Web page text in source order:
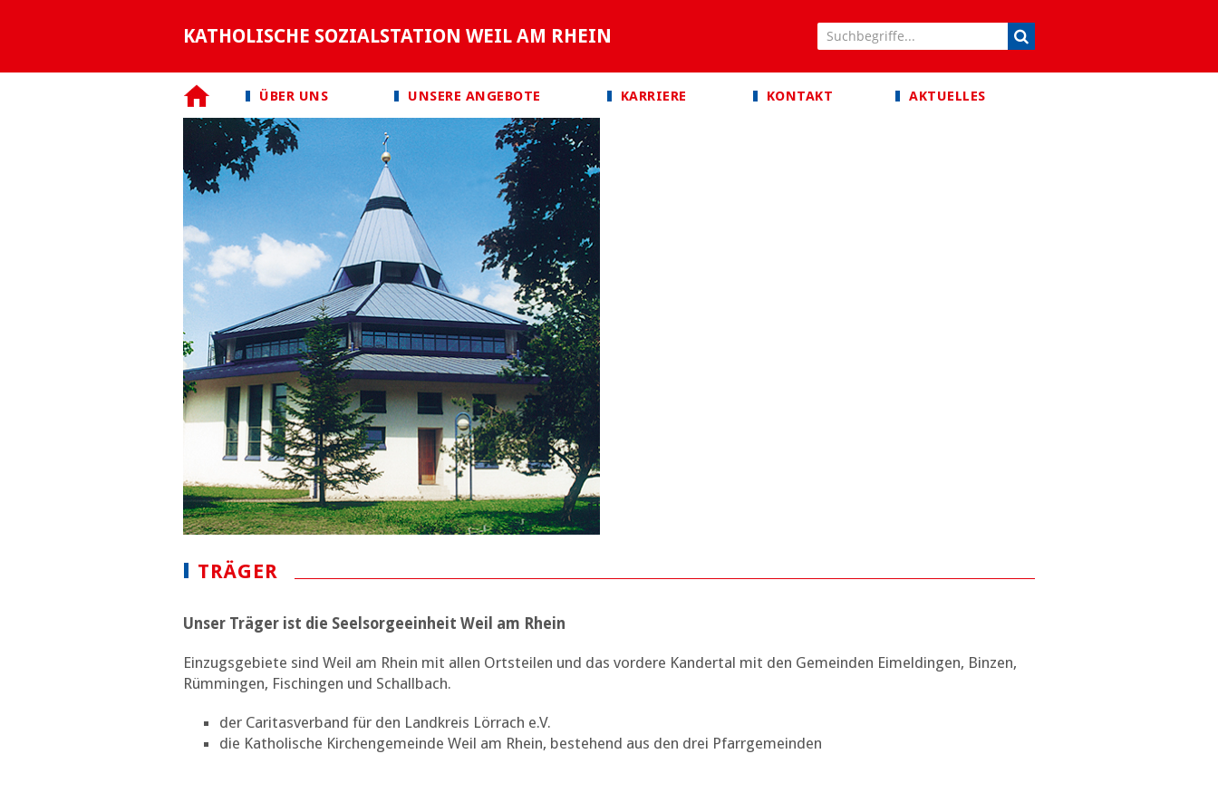
KATHOLISCHE SOZIALSTATION WEIL AM RHEIN
ÜBER UNS UNSERE ANGEBOTE KARRIERE KONTAKT AKTUELLES
TRÄGER
Unser Träger ist die Seelsorgeeinheit Weil am Rhein
Einzugsgebiete sind Weil am Rhein mit allen Ortsteilen und das vordere Kandertal mit den Gemeinden Eimeldingen, Binzen,
Rümmingen, Fischingen und Schallbach.
der Caritasverband für den Landkreis Lörrach e.V.
die Katholische Kirchengemeinde Weil am Rhein, bestehend aus den drei Pfarrgemeinden